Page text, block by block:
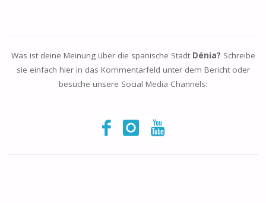
Was ist deine Meinung über die spanische Stadt Dénia? Schreibe
sie einfach hier in das Kommentarfeld unter dem Bericht oder
besuche unsere Social Media Channels: